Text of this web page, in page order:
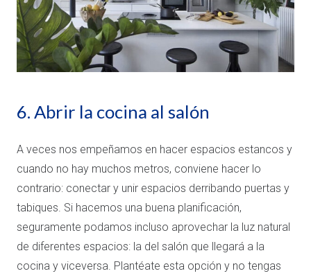
6. Abrir la cocina al salón
A veces nos empeñamos en hacer espacios estancos y
cuando no hay muchos metros, conviene hacer lo
contrario: conectar y unir espacios derribando puertas y
tabiques. Si hacemos una buena planificación,
seguramente podamos incluso aprovechar la luz natural
de diferentes espacios: la del salón que llegará a la
cocina y viceversa. Plantéate esta opción y no tengas